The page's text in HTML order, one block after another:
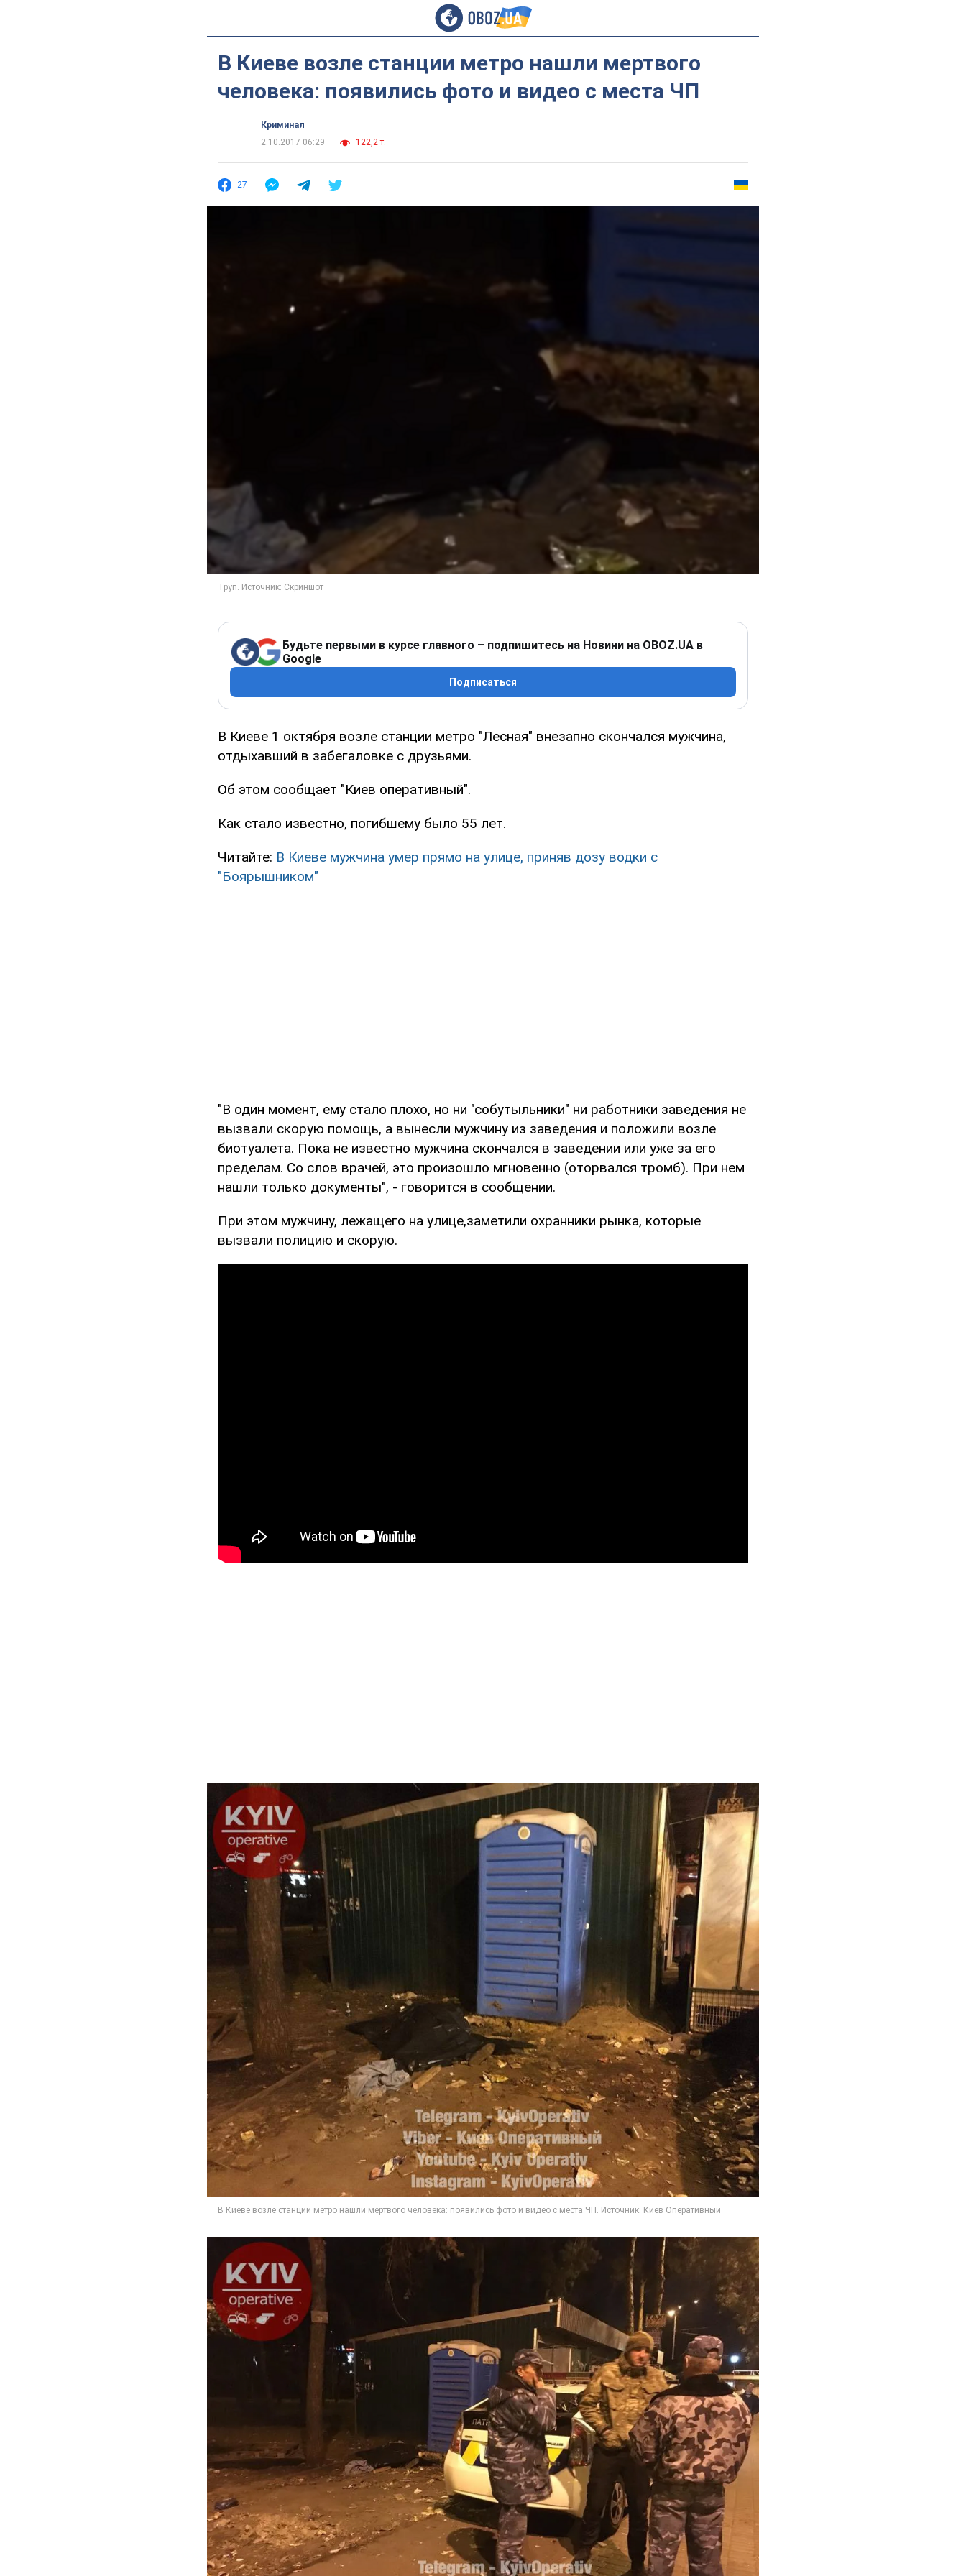
В Киеве возле станции метро нашли мертвого
человека: появились фото и видео с места ЧП
Криминал
2.10.2017 06:29
122,2 т.
27
Будьте первыми в курсе главного – подпишитесь на Новини на OBOZ.UA в
Google
Подписаться
В Киеве 1 октября возле станции метро "Лесная" внезапно скончался мужчина,
отдыхавший в забегаловке с друзьями.
Об этом сообщает "Киев оперативный".
Как стало известно, погибшему было 55 лет.
Читайте: В Киеве мужчина умер прямо на улице, приняв дозу водки с
"Боярышником"
"В один момент, ему стало плохо, но ни "собутыльники" ни работники заведения не
вызвали скорую помощь, а вынесли мужчину из заведения и положили возле
биотуалета. Пока не известно мужчина скончался в заведении или уже за его
пределам. Со слов врачей, это произошло мгновенно (оторвался тромб). При нем
нашли только документы", - говорится в сообщении.
При этом мужчину, лежащего на улице,заметили охранники рынка, которые
вызвали полицию и скорую.